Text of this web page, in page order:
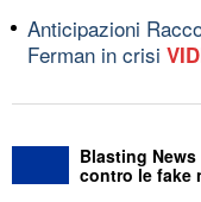
Anticipazioni
Ferman in crisi
Blasting
contro le fake